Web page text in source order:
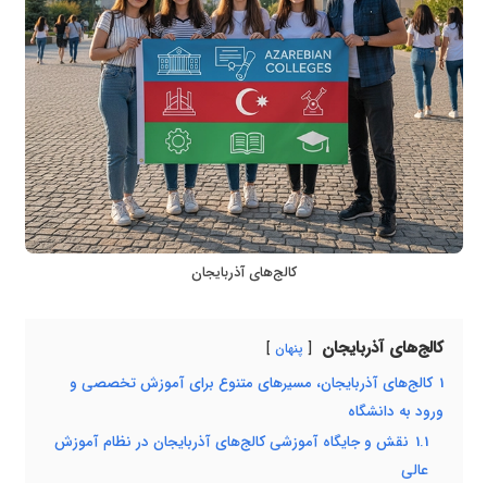
کالج‌های آذربایجان
کالج‌های آذربایجان پنهان
1 کالج‌های آذربایجان، مسیرهای متنوع برای آموزش تخصصی و
ورود به دانشگاه
1.1 نقش و جایگاه آموزشی کالج‌های آذربایجان در نظام آموزش
عالی